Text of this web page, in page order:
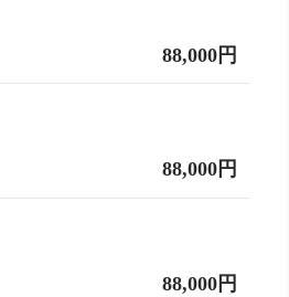
88,000円
88,000円
88,000円